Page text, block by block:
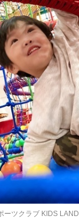
ーツクラブ KIDS LAND